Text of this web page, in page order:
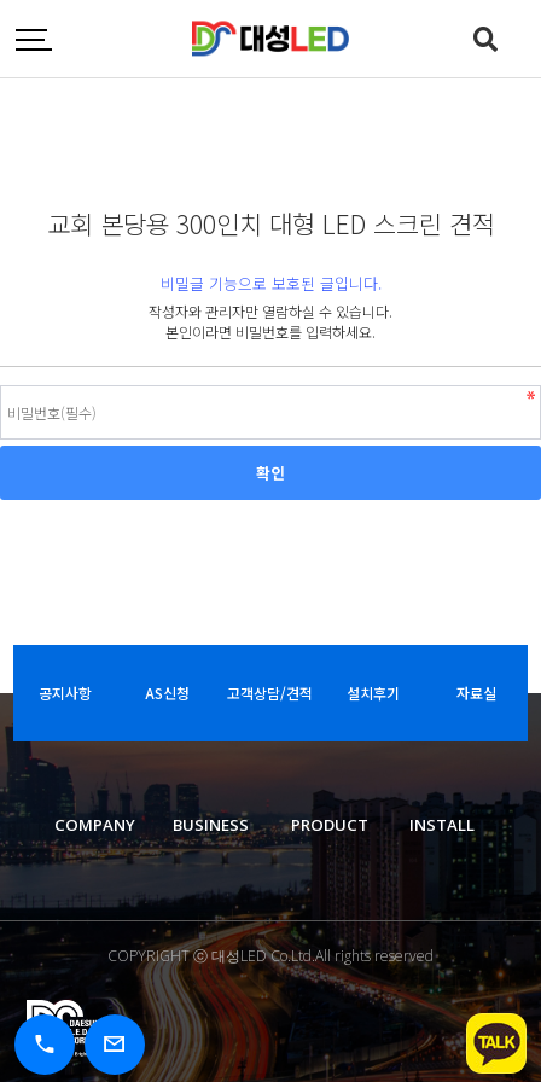
교회 본당용 300인치 대형 LED 스크린 견적
비밀글 기능으로 보호된 글입니다.
작성자와 관리자만 열람하실 수 있습니다.
본인이라면 비밀번호를 입력하세요.
공지사항 AS신청 고객상담/견적 설치후기 자료실
COMPANY BUSINESS PRODUCT INSTALL
COPYRIGHT ⓒ 대성LED Co.Ltd.All rights reserved